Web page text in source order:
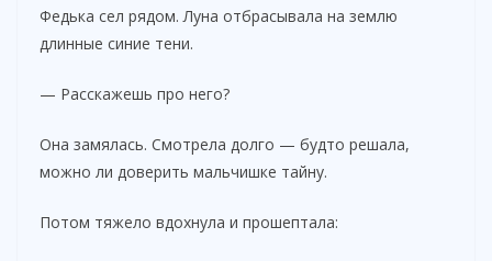
Федька сел рядом. Луна отбрасывала на землю
длинные синие тени.
— Расскажешь про него?
Она замялась. Смотрела долго — будто решала,
можно ли доверить мальчишке тайну.
Потом тяжело вдохнула и прошептала: